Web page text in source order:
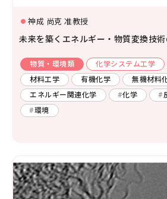
神成 尚克 准教授
未来を築くエネルギー・物質変換技
物質・環境類
化学システム工学
材料工学
有機化学
無機材料
エネルギー関連化学
化学
環境